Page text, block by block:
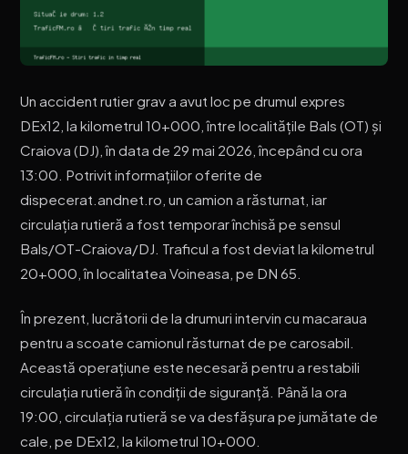
Un accident rutier grav a avut loc pe drumul expres
DEx12, la kilometrul 10+000, între localitățile Bals (OT) și
Craiova (DJ), în data de 29 mai 2026, începând cu ora
13:00. Potrivit informațiilor oferite de
dispecerat.andnet.ro, un camion a răsturnat, iar
circulația rutieră a fost temporar închisă pe sensul
Bals/OT-Craiova/DJ. Traficul a fost deviat la kilometrul
20+000, în localitatea Voineasa, pe DN 65.
În prezent, lucrătorii de la drumuri intervin cu macaraua
pentru a scoate camionul răsturnat de pe carosabil.
Această operațiune este necesară pentru a restabili
circulația rutieră în condiții de siguranță. Până la ora
19:00, circulația rutieră se va desfășura pe jumătate de
cale, pe DEx12, la kilometrul 10+000.